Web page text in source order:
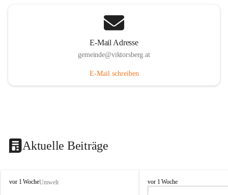
E-Mail Adresse
gemeinde@viktorsberg.at
E-Mail schreiben
Aktuelle Beiträge
V
vor 1 WocheUmwelt
V
vor 1 Woche